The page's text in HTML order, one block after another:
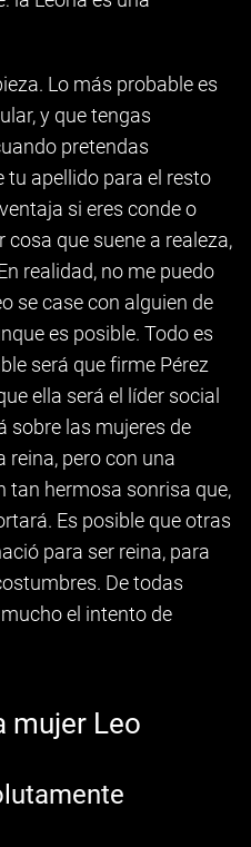
Lo más probable es
y que tengas
pretendas
tu apellido para el resto
si eres conde o
que suene a realeza,
realidad, no me puedo
se case con alguien de
es posible. Todo es
será que firme Pérez
ella será el líder social
sobre las mujeres de
reina, pero con una
tan hermosa sonrisa que,
Es posible que otras
para ser reina, para
De todas
el intento de
mujer Leo